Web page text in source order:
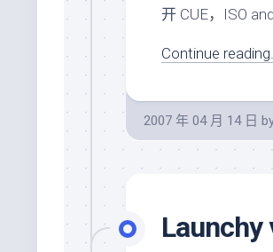
开 CUE，ISO
Continue
2007 年 04 月 14 日
Launchy